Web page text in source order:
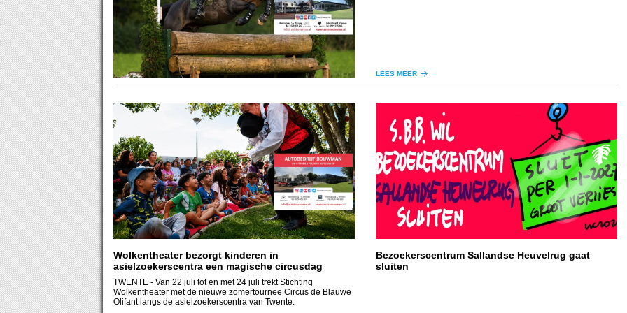
LEES MEER
Wolkentheater bezorgt kinderen in
asielzoekerscentra een magische circusdag
TWENTE - Van 22 juli tot en met 24 juli trekt Stichting
Wolkentheater met de nieuwe zomertournee Circus de Blauwe
Olifant langs de asielzoekerscentra van Twente.
Bezoekerscentrum Sallandse Heuvelrug gaat
sluiten